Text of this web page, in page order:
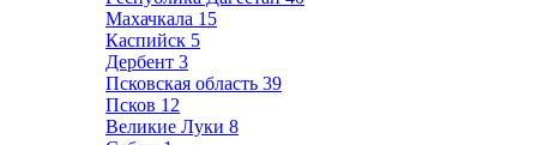
Махачкала 15
Каспийск 5
Дербент 3
Псковская область 39
Псков 12
Великие Луки 8